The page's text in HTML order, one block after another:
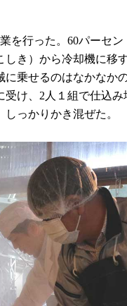
を行った。60パーセン
き）から冷却機に移
乗せるのはなかなか
け、2人１組で仕込
っかりかき混ぜた。